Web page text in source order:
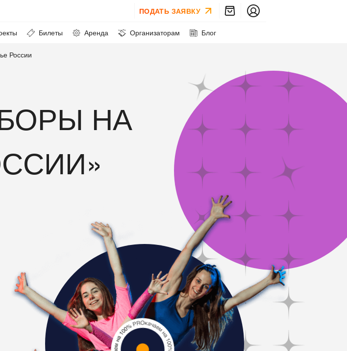
ПОДАТЬ ЗАЯВКУ
Билеты Аренда Организаторам Блог
России
НА